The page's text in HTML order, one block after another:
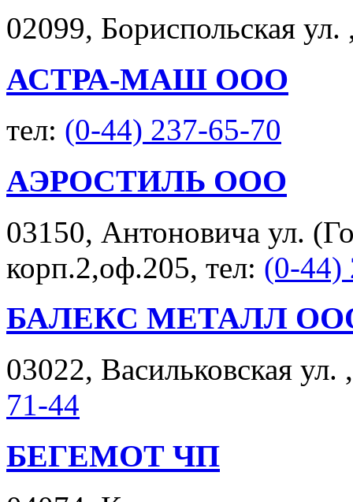
02099, Бориспольская
АСТРА-МАШ ООО
тел: (0-44) 237-65-70
АЭРОСТИЛЬ ООО
03150, Антоновича ул.
корп.2,оф.205, тел: (0-44)
БАЛЕКС МЕТАЛЛ
03022, Васильковская
71-44
БЕГЕМОТ ЧП